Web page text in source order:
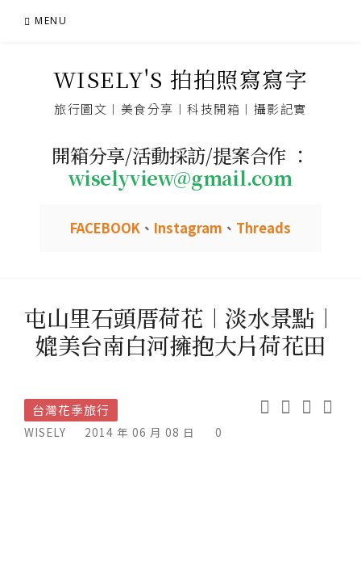
MENU
WISELY'S 拍拍照寫寫字
旅行圖文︱美食分享︱科技開箱︱攝影記實
開箱分享/活動採訪/提案合作 ：
wiselyview@gmail.com
FACEBOOK 、 Instagram 、 Threads
屯山里石頭厝荷花︱淡水景點︱
媲美台南白河擁抱大片荷花田
台灣花季旅行
WISELY 2014 年 06 月 08 日 0